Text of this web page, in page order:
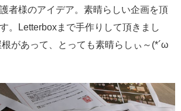
者様のアイデア。素晴らしい企画を頂
。Letterboxまで手作りして頂きまし
があって、とっても素晴らしぃ～(*´ω